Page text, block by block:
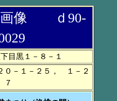
画像 ｄ90-
目黒１－８－１
－１－２５， １－２
７